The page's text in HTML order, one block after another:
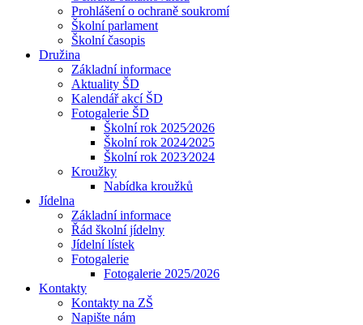
Prohlášení o ochraně soukromí
Školní parlament
Školní časopis
Družina
Základní informace
Aktuality ŠD
Kalendář akcí ŠD
Fotogalerie ŠD
Školní rok 2025⁄2026
Školní rok 2024⁄2025
Školní rok 2023⁄2024
Kroužky
Nabídka kroužků
Jídelna
Základní informace
Řád školní jídelny
Jídelní lístek
Fotogalerie
Fotogalerie 2025/2026
Kontakty
Kontakty na ZŠ
Napište nám